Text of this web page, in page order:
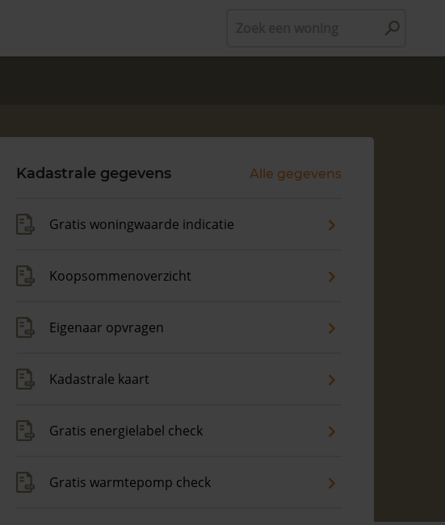
Kadastrale gegevens Alle gegevens
Gratis woningwaarde indicatie
Koopsommenoverzicht
Eigenaar opvragen
Kadastrale kaart
Gratis energielabel check
Gratis warmtepomp check